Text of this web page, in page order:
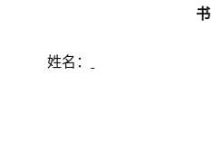
书
姓名：